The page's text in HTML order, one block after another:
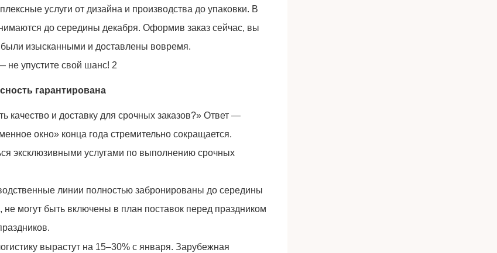
услуги от дизайна и производства до упаковки. В
до середины декабря. Оформив заказ сейчас, вы
изысканными и доставлены вовремя.
гарантирована
качество и доставку для срочных заказов?» Ответ —
окно» конца года стремительно сокращается.
эксклюзивными услугами по выполнению срочных
линии полностью забронированы до середины
могут быть включены в план поставок перед праздником
вырастут на 15–30% с января. Зарубежная